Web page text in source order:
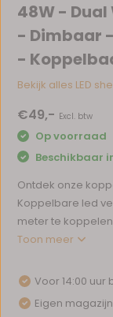
48W -
- Dimbaar
-
Bekijk alles LED
€49,- Excl. btw
Op voorraad
Beschikbaar
Ontdek onze
Koppelbare led
meter te
Toon meer
Voor 14:00
Eigen